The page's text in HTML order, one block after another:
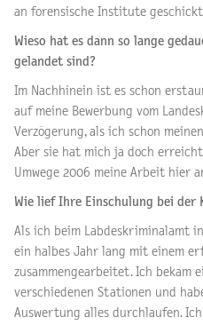
an forensische Institute
Wieso hat es dann so lange
gelandet sind?
Im Nachhinein ist es schon
auf meine Bewerbung vom
Verzögerung, als ich schon
Aber sie hat mich ja doch
Umwege 2006 meine Arbeit hier
Wie lief Ihre Einschulung bei der
Als ich beim Labdeskriminalamt
ein halbes Jahr lang mit einem
zusammengearbeitet. Ich bekam
verschiedenen Stationen und
Auswertung alles durchlaufen.